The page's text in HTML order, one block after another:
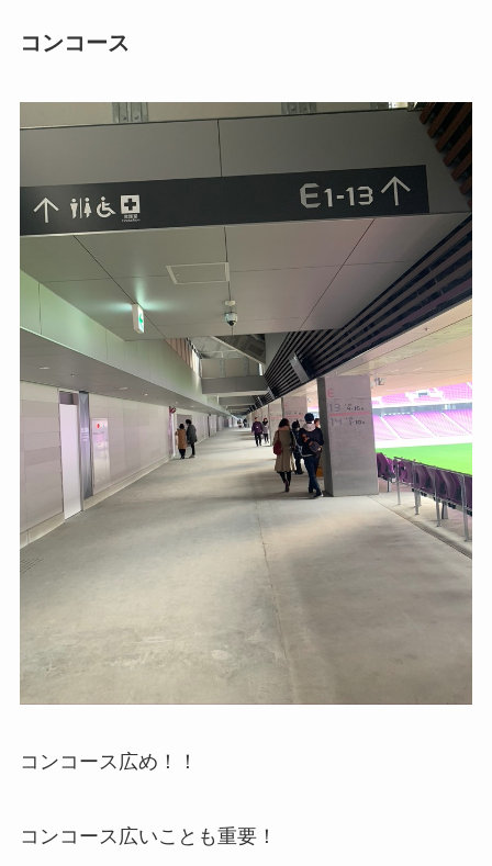
コンコース
コンコース広め！！
コンコース広いことも重要！